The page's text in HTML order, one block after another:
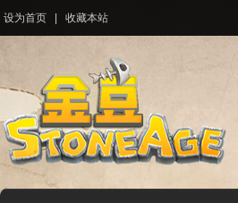
设为首页 收藏本站